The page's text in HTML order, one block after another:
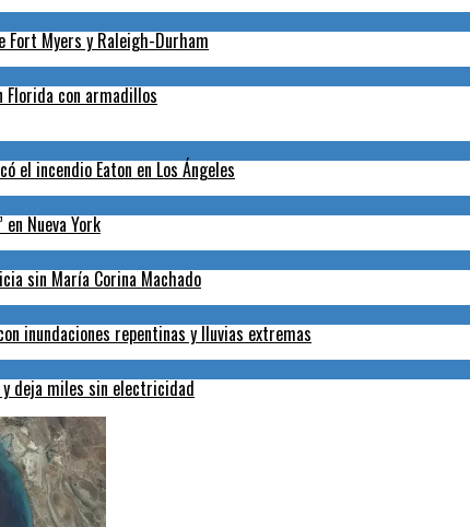
Fort Myers y Raleigh-Durham
Florida con armadillos
el incendio Eaton en Los Ángeles
Nueva York
sin María Corina Machado
inundaciones repentinas y lluvias extremas
deja miles sin electricidad